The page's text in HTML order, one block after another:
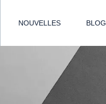
NOUVELLES BLOG